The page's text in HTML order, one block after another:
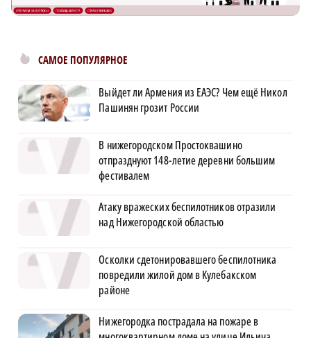
САМОЕ ПОПУЛЯРНОЕ
Выйдет ли Армения из ЕАЭС? Чем ещё Никол
Пашинян грозит России
В нижегородском Простоквашино
отпразднуют 148-летие деревни большим
фестивалем
Атаку вражеских беспилотников отразили
над Нижегородской областью
Осколки сдетонировавшего беспилотника
повредили жилой дом в Кулебакском
районе
Нижегородка пострадала на пожаре в